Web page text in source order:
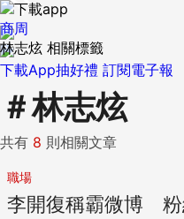
下載App抽好禮 訂閱電子報
商周
林志炫 相關標籤
＃林志炫
共有 8 則相關文章
職場
李開復稱霸微博 粉